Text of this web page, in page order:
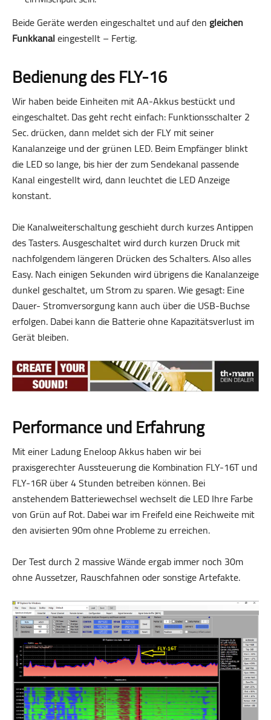
Beide Geräte werden eingeschaltet und auf dengleichen
Funkkanaleingestellt – Fertig.
Bedienung des FLY-16
Wir haben beide Einheiten mit AA-Akkus bestückt und
eingeschaltet. Das geht recht einfach: Funktionsschalter 2
Sec. drücken, dann meldet sich der FLY mit seiner
Kanalanzeige und der grünen LED. Beim Empfänger blinkt
die LED so lange, bis hier der zum Sendekanal passende
Kanal eingestellt wird, dann leuchtet die LED Anzeige
konstant.
Die Kanalweiterschaltung geschieht durch kurzes Antippen
des Tasters. Ausgeschaltet wird durch kurzen Druck mit
nachfolgendem längeren Drücken des Schalters. Also alles
Easy. Nach einigen Sekunden wird übrigens die Kanalanzeige
dunkel geschaltet, um Strom zu sparen. Wie gesagt: Eine
Dauer- Stromversorgung kann auch über die USB-Buchse
erfolgen. Dabei kann die Batterie ohne Kapazitätsverlust im
Gerät bleiben.
Performance und Erfahrung
Mit einer Ladung Eneloop Akkus haben wir bei
praxisgerechter Aussteuerung die Kombination FLY-16T und
FLY-16R über 4 Stunden betreiben können. Bei
anstehendem Batteriewechsel wechselt die LED Ihre Farbe
von Grün auf Rot. Dabei war im Freifeld eine Reichweite mit
den avisierten 90m ohne Probleme zu erreichen.
Der Test durch 2 massive Wände ergab immer noch 30m
ohne Aussetzer, Rauschfahnen oder sonstige Artefakte.